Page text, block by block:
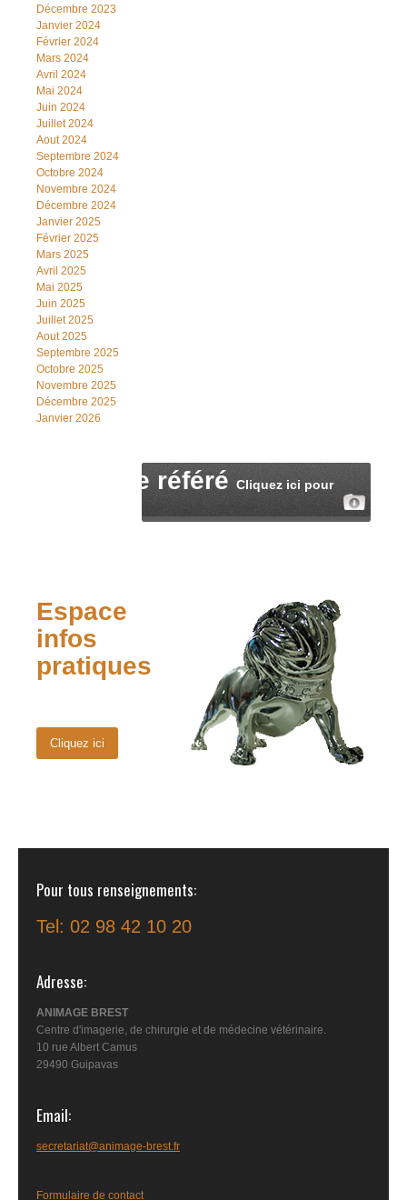
Décembre 2023
Janvier 2024
Février 2024
Mars 2024
Avril 2024
Mai 2024
Juin 2024
Juillet 2024
Aout 2024
Septembre 2024
Octobre 2024
Novembre 2024
Décembre 2024
Janvier 2025
Février 2025
Mars 2025
Avril 2025
Mai 2025
Juin 2025
Juillet 2025
Aout 2025
Septembre 2025
Octobre 2025
Novembre 2025
Décembre 2025
Janvier 2026
Fiche de référé Cliquez ici pour
Espace
infos
pratiques
Cliquez ici
Pour tous renseignements
Tel: 02 98 42 10 20
Adresse
ANIMAGE BREST
Centre d'imagerie, de chirurgie et de médecine vétérinaire.
10 rue Albert Camus
29490 Guipavas
Email
secretariat@animage-brest.fr
Formulaire de contact